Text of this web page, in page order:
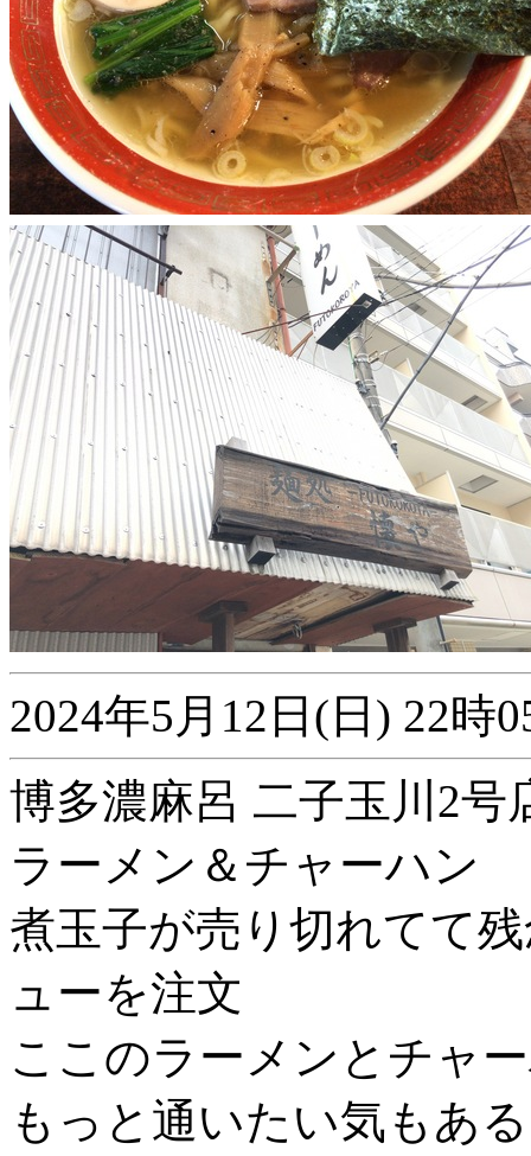
2024年5月12日(日) 22時
博多濃麻呂 二子玉川2号
ラーメン＆チャーハン
煮玉子が売り切れてて
ューを注文
ここのラーメンとチャ
もっと通いたい気もあ